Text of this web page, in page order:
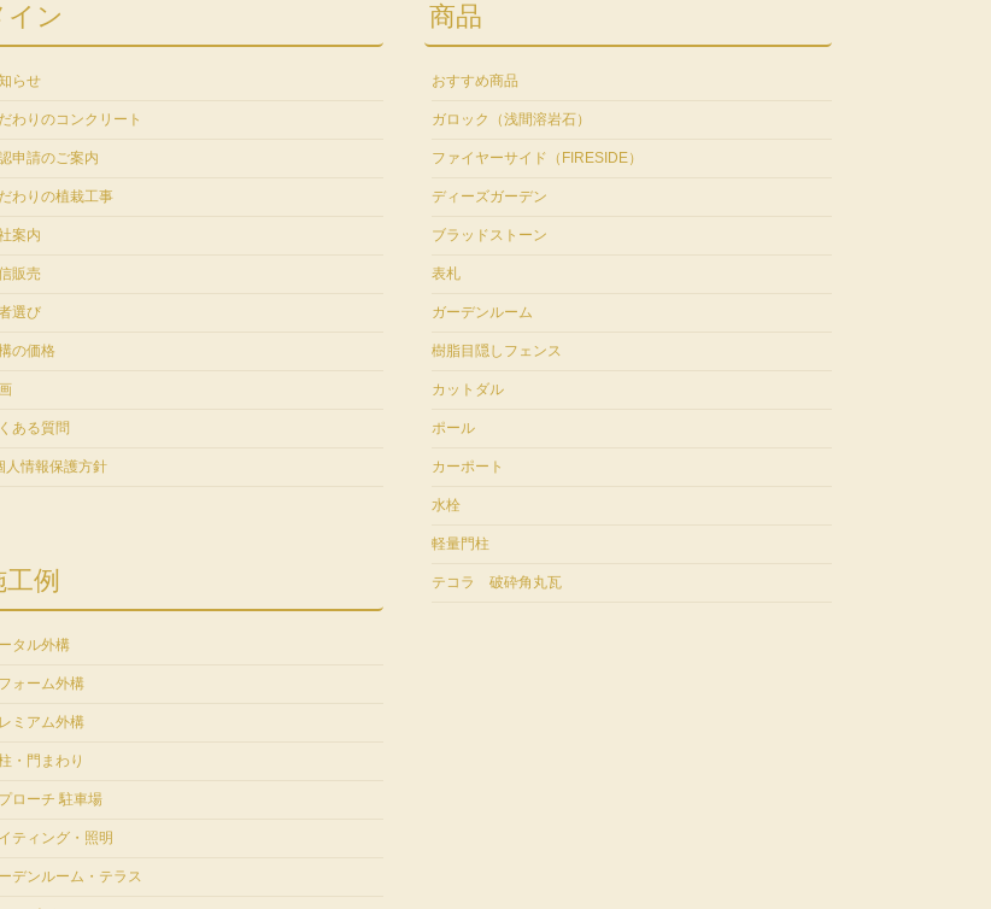
イン
らせ
わりのコンクリート
申請のご案内
わりの植栽工事
案内
販売
選び
の価格
ある質問
人情報保護方針
例
タル外構
ォーム外構
ミアム外構
・門まわり
ローチ 駐車場
ティング・照明
デンルーム・テラス
商品
おすすめ商品
ガロック（浅間溶岩石）
ファイヤーサイド（FIRESIDE）
ディーズガーデン
ブラッドストーン
表札
ガーデンルーム
樹脂目隠しフェンス
カットダル
ポール
カーポート
水栓
軽量門柱
テコラ 破砕角丸瓦